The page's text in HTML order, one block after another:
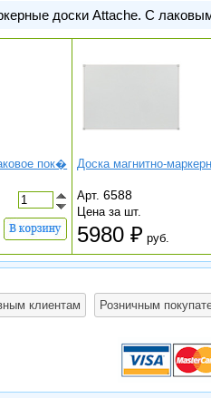
доски Attache. С
пок� Доска магнитно-
Арт.6588
Цена за шт.
5980 руб.
клиентам Розничным